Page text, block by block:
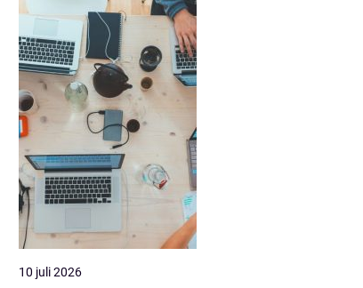
10 juli 2026